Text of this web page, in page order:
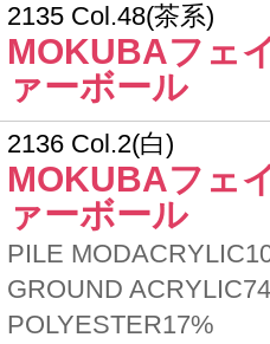
2135 Col.48(茶系)
MOKUBAフェ
ァーボール
2136 Col.2(白)
MOKUBAフェ
ァーボール
PILE
GROUND
POLYESTER17%